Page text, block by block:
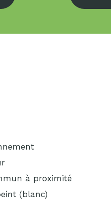
à proximité
(blanc)